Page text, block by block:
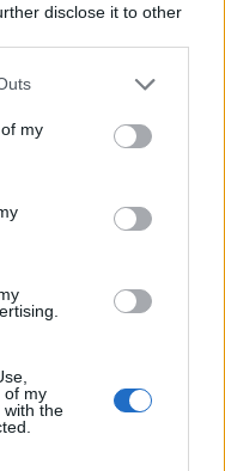
disclose it to other
one or more Google
You may click to
third-party tags to
in below Google
my
of my
with the
kot poklic – je
da moja tišina
življenja, in za to